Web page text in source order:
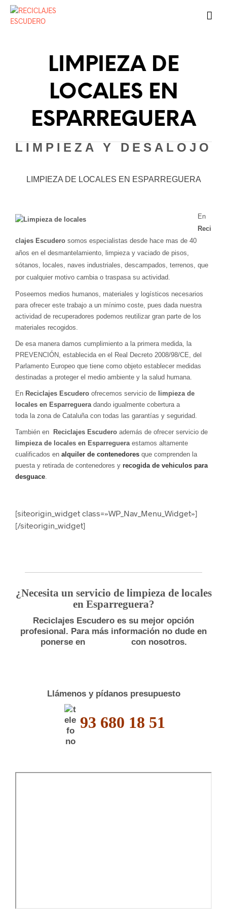
LIMPIEZA DE
LOCALES EN
ESPARREGUERA
LIMPIEZA Y DESALOJO
LIMPIEZA DE LOCALES EN ESPARREGUERA
En
Reci
clajes Escudero somos especialistas desde hace mas de 40
años en el desmantelamiento, limpieza y vaciado de pisos,
sótanos, locales, naves industriales, descampados, terrenos, que
por cualquier motivo cambia o traspasa su actividad.
Poseemos medios humanos, materiales y logísticos necesarios
para ofrecer este trabajo a un mínimo coste, pues dada nuestra
actividad de recuperadores podemos reutilizar gran parte de los
materiales recogidos.
De esa manera damos cumplimiento a la primera medida, la
PREVENCIÓN, establecida en el Real Decreto 2008/98/CE, del
Parlamento Europeo que tiene como objeto establecer medidas
destinadas a proteger el medio ambiente y la salud humana.
En Reciclajes Escudero ofrecemos servicio de limpieza de
locales en Esparregueradando igualmente cobertura a
toda la zona de Cataluña con todas las garantías y seguridad.
También en Reciclajes Escudero además de ofrecer servicio de
limpieza de locales en Esparreguera estamos altamente
cualificados en alquiler de contenedores que comprenden la
puesta y retirada de contenedores y recogida de vehiculos para
desguace.
[siteorigin_widget class=»WP_Nav_Menu_Widget»]
[/siteorigin_widget]
¿Necesita un servicio de limpieza de locales
en Esparreguera?
Reciclajes Escudero es su mejor opción
profesional. Para más información no dude en
ponerse en
con nosotros.
Llámenos y pídanos presupuesto
93 680 18 51